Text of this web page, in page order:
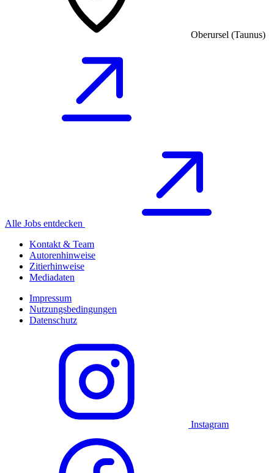
Oberursel (Taunus)
Alle Jobs entdecken
Kontakt & Team
Autorenhinweise
Zitierhinweise
Mediadaten
Impressum
Nutzungsbedingungen
Datenschutz
Instagram